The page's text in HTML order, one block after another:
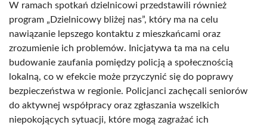
W ramach spotkań dzielnicowi przedstawili również
program „Dzielnicowy bliżej nas”, który ma na celu
nawiązanie lepszego kontaktu z mieszkańcami oraz
zrozumienie ich problemów. Inicjatywa ta ma na celu
budowanie zaufania pomiędzy policją a społecznością
lokalną, co w efekcie może przyczynić się do poprawy
bezpieczeństwa w regionie. Policjanci zachęcali seniorów
do aktywnej współpracy oraz zgłaszania wszelkich
niepokojących sytuacji, które mogą zagrażać ich